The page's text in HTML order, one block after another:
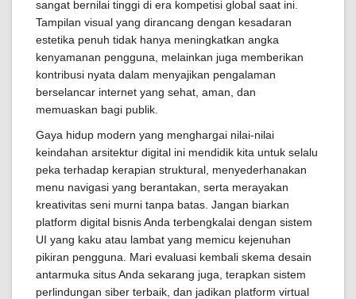
sangat bernilai tinggi di era kompetisi global saat ini.
Tampilan visual yang dirancang dengan kesadaran
estetika penuh tidak hanya meningkatkan angka
kenyamanan pengguna, melainkan juga memberikan
kontribusi nyata dalam menyajikan pengalaman
berselancar internet yang sehat, aman, dan
memuaskan bagi publik.
Gaya hidup modern yang menghargai nilai-nilai
keindahan arsitektur digital ini mendidik kita untuk selalu
peka terhadap kerapian struktural, menyederhanakan
menu navigasi yang berantakan, serta merayakan
kreativitas seni murni tanpa batas. Jangan biarkan
platform digital bisnis Anda terbengkalai dengan sistem
UI yang kaku atau lambat yang memicu kejenuhan
pikiran pengguna. Mari evaluasi kembali skema desain
antarmuka situs Anda sekarang juga, terapkan sistem
perlindungan siber terbaik, dan jadikan platform virtual